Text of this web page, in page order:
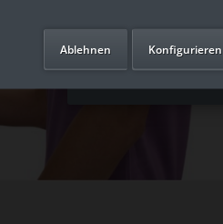
Ablehnen Konfigurieren